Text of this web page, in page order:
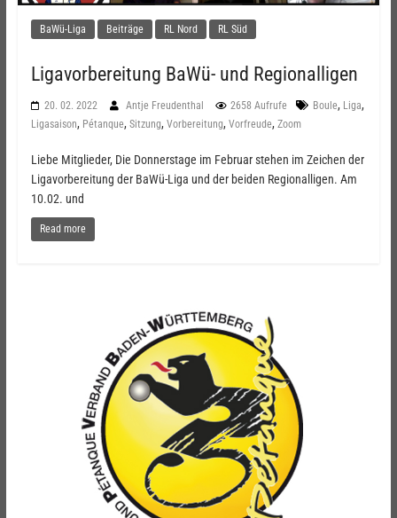
BaWü-Liga Beiträge RL Nord RL Süd
Ligavorbereitung BaWü- und Regionalligen
20. 02. 2022 Antje Freudenthal 2658 Aufrufe Boule, Liga,
Ligasaison, Pétanque, Sitzung, Vorbereitung, Vorfreude, Zoom
Liebe Mitglieder, Die Donnerstage im Februar stehen im Zeichen der
Ligavorbereitung der BaWü-Liga und der beiden Regionalligen. Am
10.02. und
Read more